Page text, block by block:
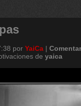
por YaiCa |
de yaica